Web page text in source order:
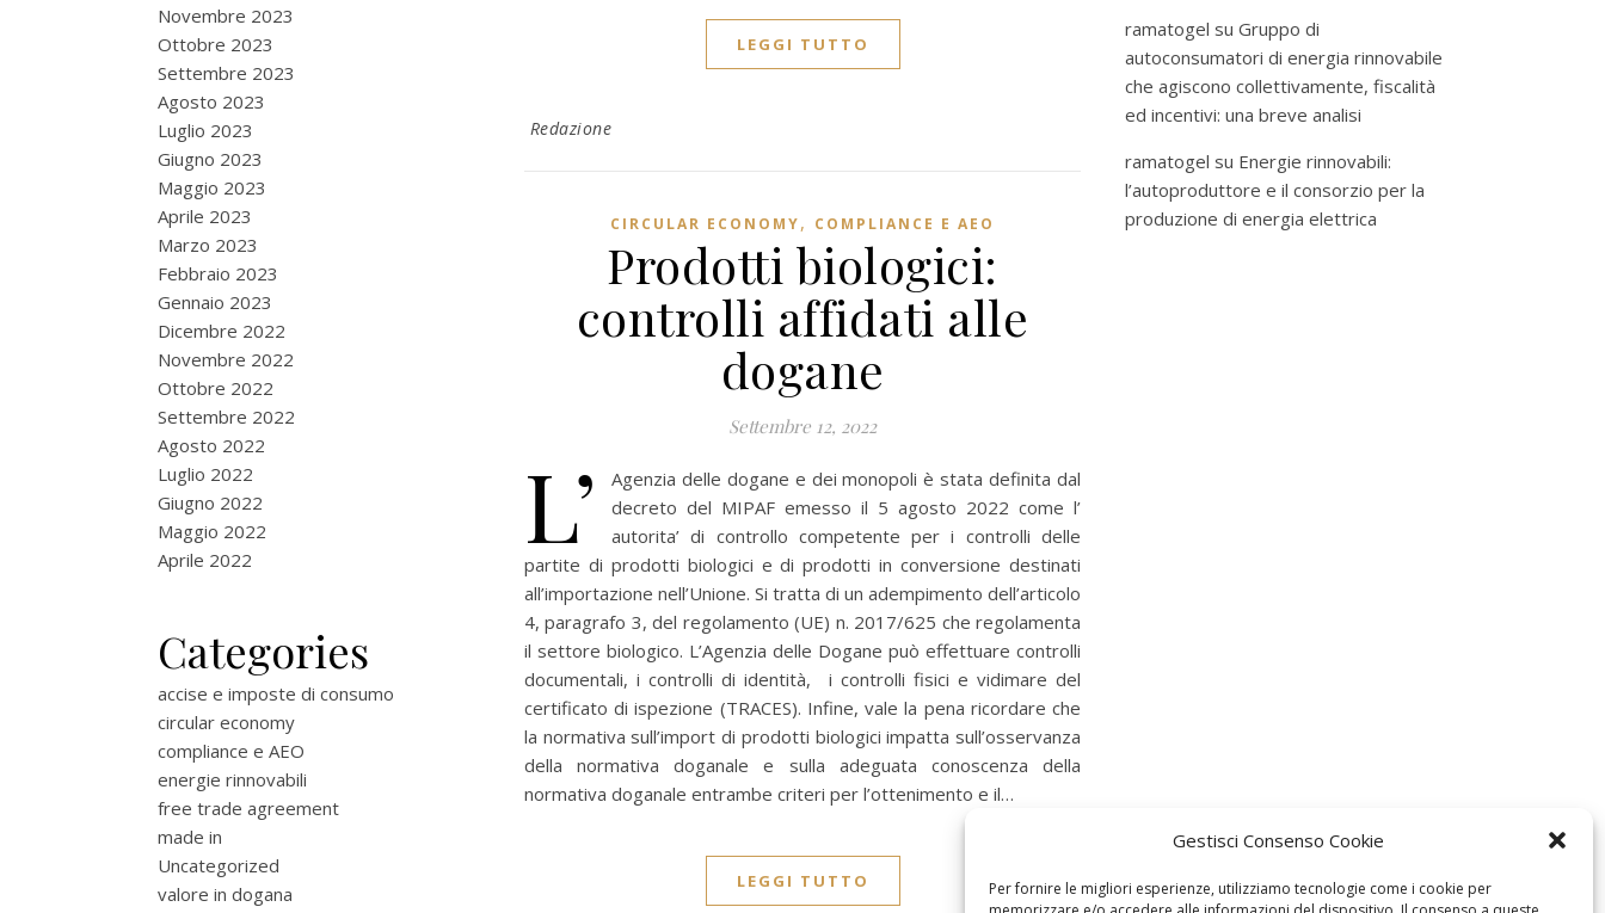
Gestisci Consenso Cookie
Per fornire le migliori esperienze, utilizziamo tecnologie come i cookie per
Novembre 2023
Ottobre 2023
Settembre 2023
Agosto 2023
Luglio 2023
Giugno 2023
Maggio 2023
Aprile 2023
Marzo 2023
Febbraio 2023
Gennaio 2023
Dicembre 2022
Novembre 2022
Ottobre 2022
Settembre 2022
Agosto 2022
Luglio 2022
Giugno 2022
Maggio 2022
Aprile 2022
Categories
accise e imposte di consumo
circular economy
compliance e AEO
energie rinnovabili
free trade agreement
made in
Uncategorized
valore in dogana
LEGGI TUTTO
Redazione
CIRCULAR ECONOMY, COMPLIANCE E AEO
Prodotti biologici:
controlli affidati alle
dogane
Settembre 12, 2022
L’
Agenzia delle dogane e dei monopoli è stata definita dal
decreto del MIPAF emesso il 5 agosto 2022 come l’
autorita’ di controllo competente per i controlli delle
partite di prodotti biologici e di prodotti in conversione destinati
all’importazione nell’Unione. Si tratta di un adempimento dell’articolo
4, paragrafo 3, del regolamento (UE) n. 2017/625 che regolamenta
il settore biologico. L’Agenzia delle Dogane può effettuare controlli
documentali, i controlli di identità, i controlli fisici e vidimare del
certificato di ispezione (TRACES). Infine, vale la pena ricordare che
la normativa sull’import di prodotti biologici impatta sull’osservanza
della normativa doganale e sulla adeguata conoscenza della
normativa doganale entrambe criteri per l’ottenimento e il…
LEGGI TUTTO
ramatogel su Gruppo di
autoconsumatori di energia rinnovabile
che agiscono collettivamente, fiscalità
ed incentivi: una breve analisi
ramatogel su Energie rinnovabili:
l’autoproduttore e il consorzio per la
produzione di energia elettrica